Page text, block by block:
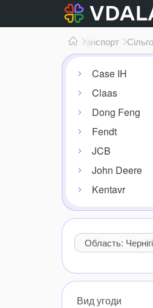
Транспорт
Case IH
Claas
Dong Feng
Fendt
JCB
John Deere
Kentavr
Область:
Вид угоди